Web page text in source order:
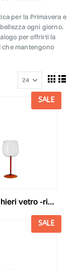
per la Primavera e
ogni giorno.
per offrirti la
mantengono
SALE
d.9,5 h.20 cm trasparente/arancio
SALE